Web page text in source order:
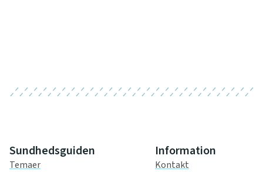
Sundhedsguiden
Temaer
Information
Kontakt